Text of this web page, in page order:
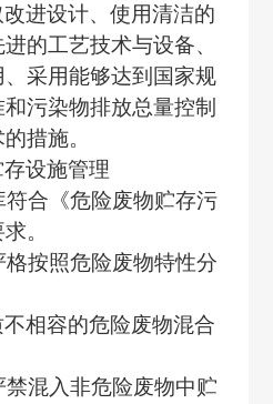
改进设计、使用清洁的
的工艺技术与设备、
采用能够达到国家规
污染物排放总量控制
措施。
设施管理
符合《危险废物贮存污
。
格按照危险废物特性分
不相容的危险废物混合
禁混入非危险废物中贮